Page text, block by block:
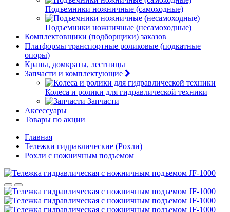
Подъемники ножничные (самоходные)
Подъемники ножничные (несамоходные)
Комплектовщики (подборщики) заказов
Платформы транспортные роликовые (подкатные
опоры)
Краны, домкраты, лестницы
Запчасти и комплектующие
Колеса и ролики для гидравлической техники
Запчасти
Аксессуары
Товары по акции
Главная
Тележки гидравлические (Рохли)
Рохли с ножничным подъемом